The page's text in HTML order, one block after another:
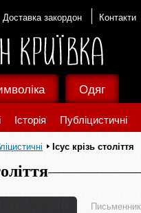
Доставка закордон Контакти
Історія Публіцистичні
Одяг
Ісус крізь століття